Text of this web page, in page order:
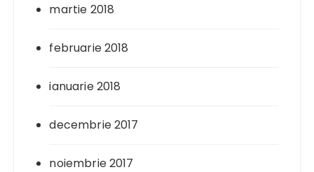
martie 2018
februarie 2018
ianuarie 2018
decembrie 2017
noiembrie 2017